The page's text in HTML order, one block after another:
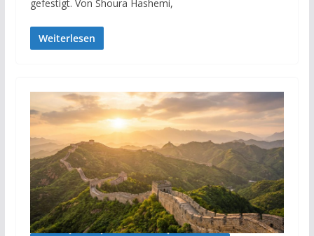
gefestigt. Von Shoura Hashemi,
Weiterlesen